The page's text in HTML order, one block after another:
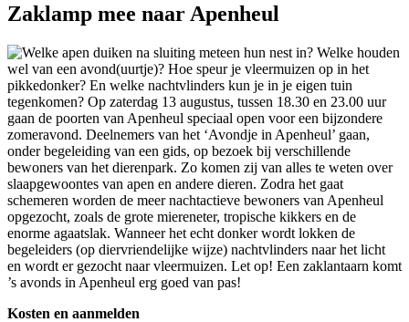
Zaklamp mee naar Apenheul
Welke apen duiken na sluiting meteen hun nest in? Welke houden
wel van een avond(uurtje)? Hoe speur je vleermuizen op in het
pikkedonker? En welke nachtvlinders kun je in je eigen tuin
tegenkomen? Op zaterdag 13 augustus, tussen 18.30 en 23.00 uur
gaan de poorten van Apenheul speciaal open voor een bijzondere
zomeravond. Deelnemers van het ‘Avondje in Apenheul’ gaan,
onder begeleiding van een gids, op bezoek bij verschillende
bewoners van het dierenpark. Zo komen zij van alles te weten over
slaapgewoontes van apen en andere dieren. Zodra het gaat
schemeren worden de meer nachtactieve bewoners van Apenheul
opgezocht, zoals de grote miereneter, tropische kikkers en de
enorme agaatslak. Wanneer het echt donker wordt lokken de
begeleiders (op diervriendelijke wijze) nachtvlinders naar het licht
en wordt er gezocht naar vleermuizen. Let op! Een zaklantaarn komt
’s avonds in Apenheul erg goed van pas!
Kosten en aanmelden